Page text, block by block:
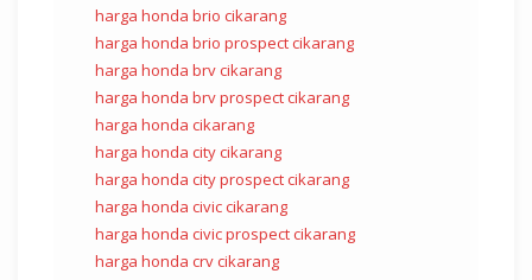
harga honda brio cikarang
harga honda brio prospect cikarang
harga honda brv cikarang
harga honda brv prospect cikarang
harga honda cikarang
harga honda city cikarang
harga honda city prospect cikarang
harga honda civic cikarang
harga honda civic prospect cikarang
harga honda crv cikarang